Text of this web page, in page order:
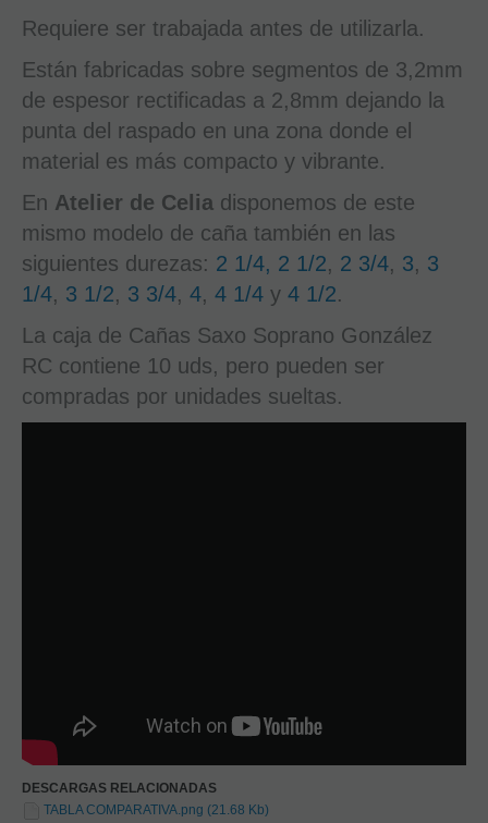
Requiere ser trabajada antes de utilizarla.
Están fabricadas sobre segmentos de 3,2mm
de espesor rectificadas a 2,8mm dejando la
punta del raspado en una zona donde el
material es más compacto y vibrante.
En Atelier de Celia disponemos de este
mismo modelo de caña también en las
siguientes durezas: 2 1/4, 2 1/2, 2 3/4, 3, 3
1/4, 3 1/2, 3 3/4, 4, 4 1/4 y 4 1/2.
La caja de Cañas Saxo Soprano González
RC contiene 10 uds, pero pueden ser
compradas por unidades sueltas.
DESCARGAS RELACIONADAS
TABLA COMPARATIVA.png (21.68 Kb)